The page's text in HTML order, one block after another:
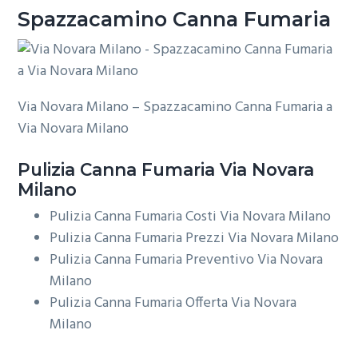
Spazzacamino Canna Fumaria
Via Novara Milano – Spazzacamino Canna Fumaria a
Via Novara Milano
Pulizia Canna Fumaria Via Novara
Milano
Pulizia Canna Fumaria Costi Via Novara Milano
Pulizia Canna Fumaria Prezzi Via Novara Milano
Pulizia Canna Fumaria Preventivo Via Novara
Milano
Pulizia Canna Fumaria Offerta Via Novara
Milano